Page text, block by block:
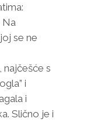
Na
se ne
s
i
i
Slično je i